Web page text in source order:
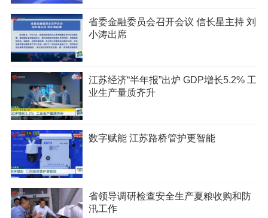
省委金融委员会召开会议 信长星主持 刘
小涛出席
江苏经济“半年报”出炉 GDP增长5.2% 工
业生产量质齐升
数字赋能 江苏路桥管护更智能
省领导调研检查安全生产夏粮收购和防
汛工作